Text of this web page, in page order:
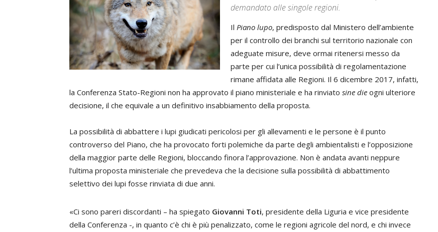
demandato alle singole regioni.
Il Piano lupo, predisposto dal Ministero dell’ambiente
per il controllo dei branchi sul territorio nazionale con
adeguate misure, deve ormai ritenersi messo da
parte per cui l’unica possibilità di regolamentazione
rimane affidata alle Regioni. Il 6 dicembre 2017, infatti,
la Conferenza Stato-Regioni non ha approvato il piano ministeriale e ha rinviato sine die ogni ulteriore
decisione, il che equivale a un definitivo insabbiamento della proposta.
La possibilità di abbattere i lupi giudicati pericolosi per gli allevamenti e le persone è il punto
controverso del Piano, che ha provocato forti polemiche da parte degli ambientalisti e l’opposizione
della maggior parte delle Regioni, bloccando finora l’approvazione. Non è andata avanti neppure
l’ultima proposta ministeriale che prevedeva che la decisione sulla possibilità di abbattimento
selettivo dei lupi fosse rinviata di due anni.
«Ci sono pareri discordanti – ha spiegato Giovanni Toti, presidente della Liguria e vice presidente
della Conferenza -, in quanto c’è chi è più penalizzato, come le regioni agricole del nord, e chi invece